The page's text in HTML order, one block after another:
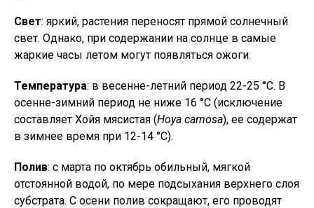
Свет: яркий, растения переносят прямой солнечный
свет. Однако, при содержании на солнце в самые
жаркие часы летом могут появляться ожоги.
Температура: в весенне-летний период 22-25 °С. В
осенне-зимний период не ниже 16 °С (исключение
составляет Хойя мясистая (Hoya carnosa), ее содержат
в зимнее время при 12-14 °С).
Полив: с марта по октябрь обильный, мягкой
отстоянной водой, по мере подсыхания верхнего слоя
субстрата. С осени полив сокращают, его проводят